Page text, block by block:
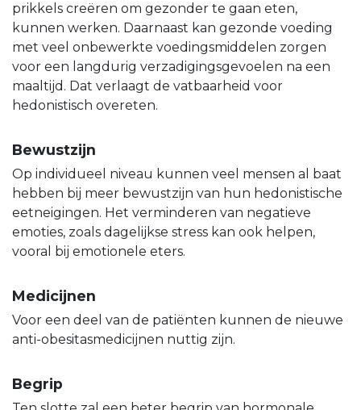
prikkels creëren om gezonder te gaan eten,
kunnen werken. Daarnaast kan gezonde voeding
met veel onbewerkte voedingsmiddelen zorgen
voor een langdurig verzadigingsgevoelen na een
maaltijd. Dat verlaagt de vatbaarheid voor
hedonistisch overeten.
Bewustzijn
Op individueel niveau kunnen veel mensen al baat
hebben bij meer bewustzijn van hun hedonistische
eetneigingen. Het verminderen van negatieve
emoties, zoals dagelijkse stress kan ook helpen,
vooral bij emotionele eters.
Medicijnen
Voor een deel van de patiënten kunnen de nieuwe
anti-obesitasmedicijnen nuttig zijn.
Begrip